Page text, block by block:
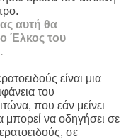
αυτή θα
Έλκος του
είναι μια
του
που εάν μείνει
μπορεί να οδηγήσει σε
σε